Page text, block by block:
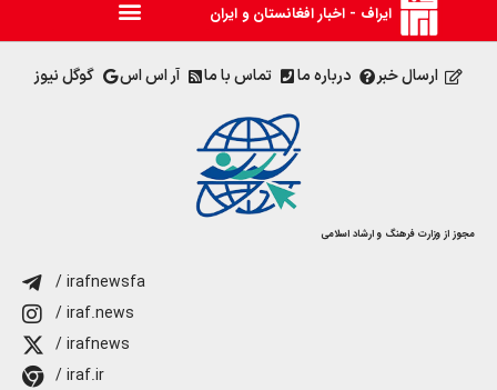
ایراف - اخبار افغانستان و ایران
ارسال خبر درباره ما تماس با ما آر اس اس گوگل نیوز
مجوز از وزارت فرهنگ و ارشاد اسلامی
/ irafnewsfa
/ iraf.news
/ irafnews
/ iraf.ir